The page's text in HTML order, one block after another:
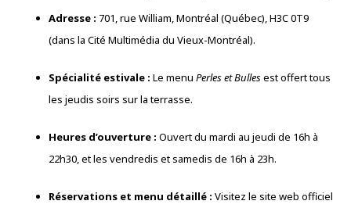
Adresse : 701, rue William, Montréal (Québec), H3C 0T9
(dans la Cité Multimédia du Vieux-Montréal).
Spécialité estivale : Le menuPerles et Bullesest offert tous
les jeudis soirs sur la terrasse.
Heures d’ouverture : Ouvert du mardi au jeudi de 16h à
22h30, et les vendredis et samedis de 16h à 23h.
Réservations et menu détaillé : Visitez le site web officiel